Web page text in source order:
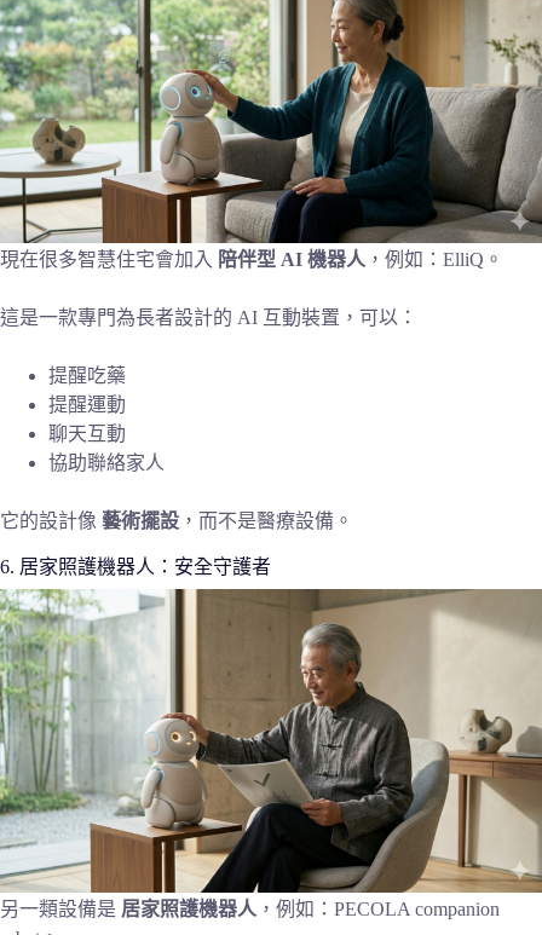
現在很多智慧住宅會加入 陪伴型 AI 機器人 ，例如：ElliQ。
這是一款專門為長者設計的 AI 互動裝置，可以：
提醒吃藥
提醒運動
聊天互動
協助聯絡家人
它的設計像 藝術擺設 ，而不是醫療設備。
6. 居家照護機器人：安全守護者
另一類設備是 居家照護機器人 ，例如：PECOLA companion